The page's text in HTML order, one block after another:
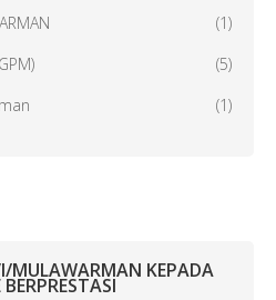
(1)
(5)
(1)
MULAWARMAN KEPADA